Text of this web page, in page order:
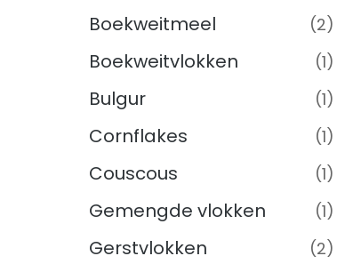
Boekweitmeel (2)
Boekweitvlokken (1)
Bulgur (1)
Cornflakes (1)
Couscous (1)
Gemengde vlokken (1)
Gerstvlokken (2)